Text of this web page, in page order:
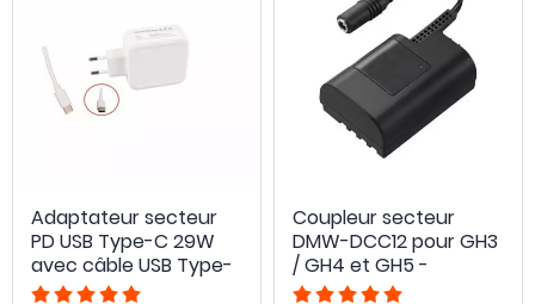
Adaptateur secteur
PD USB Type-C 29W
avec câble USB Type-
C - PATONA
Coupleur secteur
DMW-DCC12 pour GH3
/ GH4 et GH5 -
Panasonic